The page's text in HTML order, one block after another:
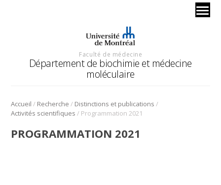
Faculté de médecine
Département de biochimie et médecine
moléculaire
Accueil / Recherche / Distinctions et publications /
Activités scientifiques / Programmation 2021
PROGRAMMATION 2021